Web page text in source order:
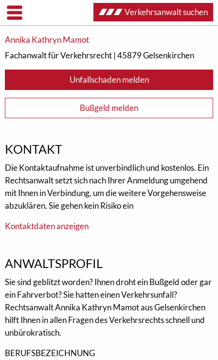
Annika Kathryn Mamot
Fachanwalt für Verkehrsrecht | 45879 Gelsenkirchen
Unfallschaden melden
Bußgeld melden
KONTAKT
Die Kontaktaufnahme ist unverbindlich und kostenlos. Ein
Rechtsanwalt setzt sich nach Ihrer Anmeldung umgehend
mit Ihnen in Verbindung, um die weitere Vorgehensweise
abzuklären. Sie gehen kein Risiko ein
Kontaktdaten anzeigen
ANWALTSPROFIL
Sie sind geblitzt worden? Ihnen droht ein Bußgeld oder gar
ein Fahrverbot? Sie hatten einen Verkehrsunfall?
Rechtsanwalt Annika Kathryn Mamot aus Gelsenkirchen
hilft Ihnen in allen Fragen des Verkehrsrechts schnell und
unbürokratisch.
BERUFSBEZEICHNUNG
Verkehrsanwalt suchen
Unfallschaden melden